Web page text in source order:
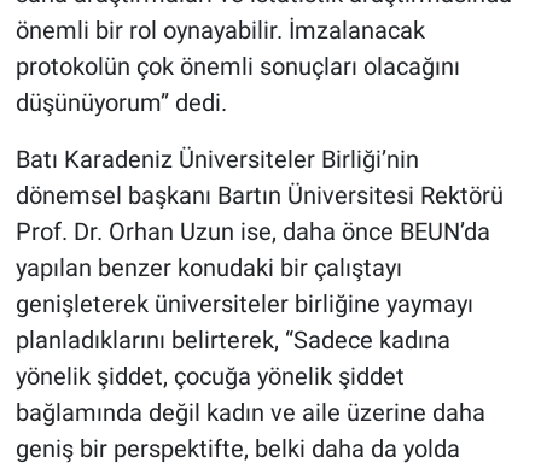
önemli bir rol oynayabilir. İmzalanacak
protokolün çok önemli sonuçları olacağını
düşünüyorum” dedi.
Batı Karadeniz Üniversiteler Birliği’nin
dönemsel başkanı Bartın Üniversitesi Rektörü
Prof. Dr. Orhan Uzun ise, daha önce BEUN’da
yapılan benzer konudaki bir çalıştayı
genişleterek üniversiteler birliğine yaymayı
planladıklarını belirterek, “Sadece kadına
yönelik şiddet, çocuğa yönelik şiddet
bağlamında değil kadın ve aile üzerine daha
geniş bir perspektifte, belki daha da yolda